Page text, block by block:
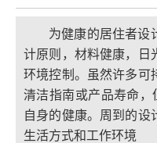
为健康的居住者设
计原则，材料健康，日
环境控制。虽然许多可
清洁指南或产品寿命
自身的健康。周到的设
生活方式和工作环境